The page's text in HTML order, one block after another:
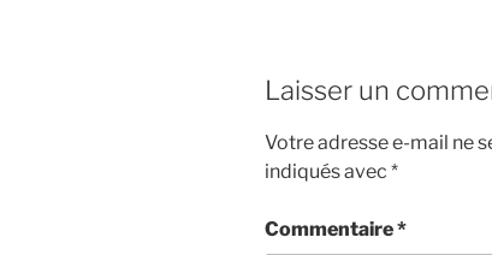
Laisser un
Votre adresse e-mail ne
indiqués avec *
Commentaire*